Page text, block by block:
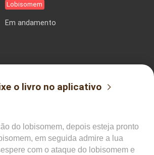
Lobisomem
Em andamento
o livro no aplicativo
do lobisomem, depois esteja pronto
em seguida admire a lua
com o ataque do lobisomem e